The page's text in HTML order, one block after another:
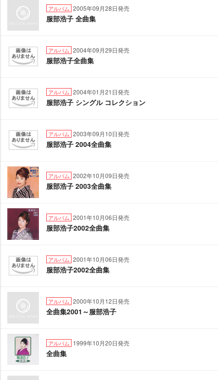
アルバム 2005年09月28日発売
服部浩子 全曲集
アルバム 2004年09月29日発売
服部浩子全曲集
アルバム 2004年01月21日発売
服部浩子 シングル コレクション
アルバム 2003年09月10日発売
服部浩子 2004全曲集
アルバム 2002年10月09日発売
服部浩子 2003全曲集
アルバム 2001年10月06日発売
服部浩子2002全曲集
アルバム 2001年10月06日発売
服部浩子2002全曲集
アルバム 2000年10月12日発売
全曲集2001～服部浩子
アルバム 1999年10月20日発売
全曲集